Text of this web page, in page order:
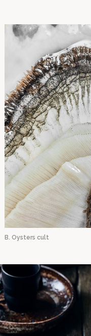
B. Oysters cult